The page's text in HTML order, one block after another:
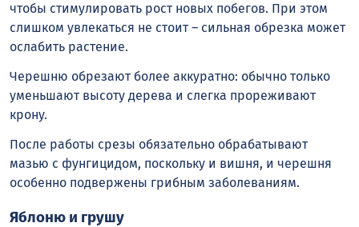
чтобы стимулировать рост новых побегов. При этом
слишком увлекаться не стоит – сильная обрезка может
ослабить растение.
Черешню обрезают более аккуратно: обычно только
уменьшают высоту дерева и слегка прореживают
крону.
После работы срезы обязательно обрабатывают
мазью с фунгицидом, поскольку и вишня, и черешня
особенно подвержены грибным заболеваниям.
Яблоню и грушу